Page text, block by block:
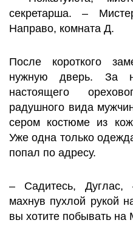
секретарша. –
Направо, комната Д.
После короткого
нужную дверь. За
настоящего
радушного вида
сером костюме из
Уже одна только
попал по адресу.
– Садитесь, Дуглас,
махнув пухлой рукой
вы хотите побывать